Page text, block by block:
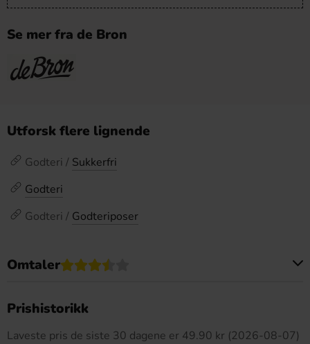
Se mer fra de Bron
Utforsk flere lignende
Godteri / Sukkerfri
Godteri
Godteri / Godteriposer
Omtaler
Prishistorikk
Laveste pris de siste 30 dagene er 49.90 kr (2026-08-07)